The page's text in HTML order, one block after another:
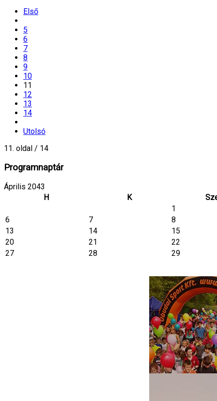
Első
5
6
7
8
9
10
11
12
13
14
Utolsó
11. oldal / 14
Programnaptár
Április 2043
H
K
1
6
7
8
13
14
15
20
21
22
27
28 29